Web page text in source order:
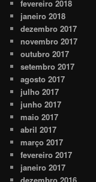
fevereiro 2018
janeiro 2018
dezembro 2017
novembro 2017
outubro 2017
setembro 2017
agosto 2017
julho 2017
junho 2017
maio 2017
abril 2017
março 2017
fevereiro 2017
janeiro 2017